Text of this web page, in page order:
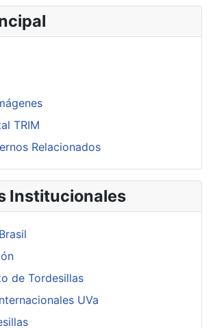
TRIM
Relacionados
Institucionales
de Tordesillas
UVa